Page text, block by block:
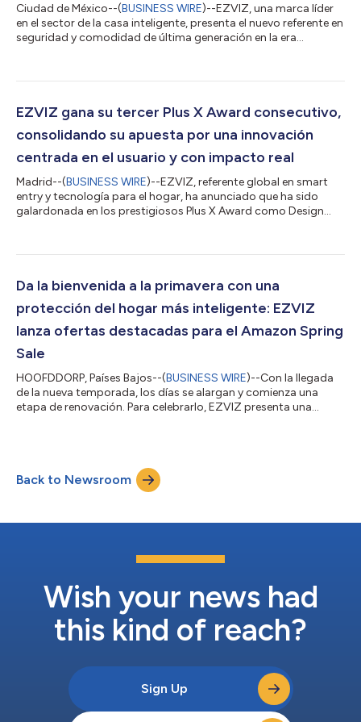
Ciudad de México--(BUSINESS WIRE)--EZVIZ, una marca líder
en el sector de la casa inteligente, presenta el nuevo referente en
seguridad y comodidad de última generación en la era
sus soluciones de entrada en el stand 308 de la Expo Seguridad
apartamentos con puertas de pasillo hasta villas con portones
exteriores. Equipada con...
EZVIZ gana su tercer Plus X Award consecutivo,
consolidando su apuesta por una innovación
centrada en el usuario y con impacto real
Madrid--(BUSINESS WIRE)--EZVIZ, referente global en smart
entry y tecnología para el hogar, ha anunciado que ha sido
galardonada en los prestigiosos Plus X Award como Design
HP7 y su familia de smart entry en anteriores ediciones, la
al respaldo del jurado, que ha reconocido su aportación al
Da la bienvenida a la primavera con una
protección del hogar más inteligente: EZVIZ
lanza ofertas destacadas para el Amazon Spring
Sale
HOOFDDORP, Países Bajos--(BUSINESS WIRE)--Con la llegada
de la nueva temporada, los días se alargan y comienza una
etapa de renovación. Para celebrarlo, EZVIZ presenta una
para actualizar la protección de su vivienda con tecnología
diseñada para la vida moderna. Con la energía de la primavera,
Back to Newsroom
Wish your news had
this kind of reach?
Sign Up